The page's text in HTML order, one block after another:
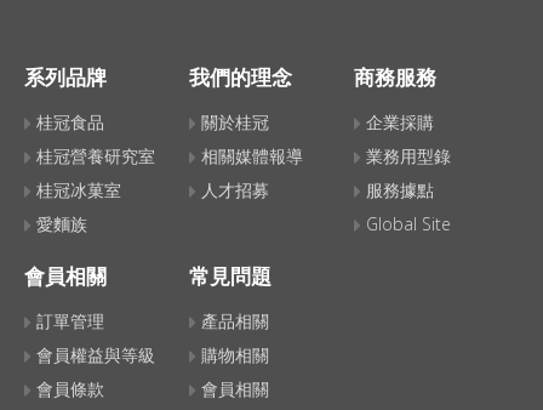
系列品牌
桂冠食品
桂冠營養研究室
桂冠冰菓室
愛麵族
我們的理念
關於桂冠
相關媒體報導
人才招募
商務服務
企業採購
業務用型錄
服務據點
Global Site
會員相關
訂單管理
會員權益與等級
會員條款
常見問題
產品相關
購物相關
會員相關